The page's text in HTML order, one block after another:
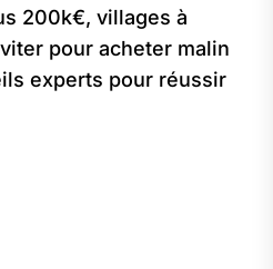
200k€, villages à
pour acheter malin
experts pour réussir